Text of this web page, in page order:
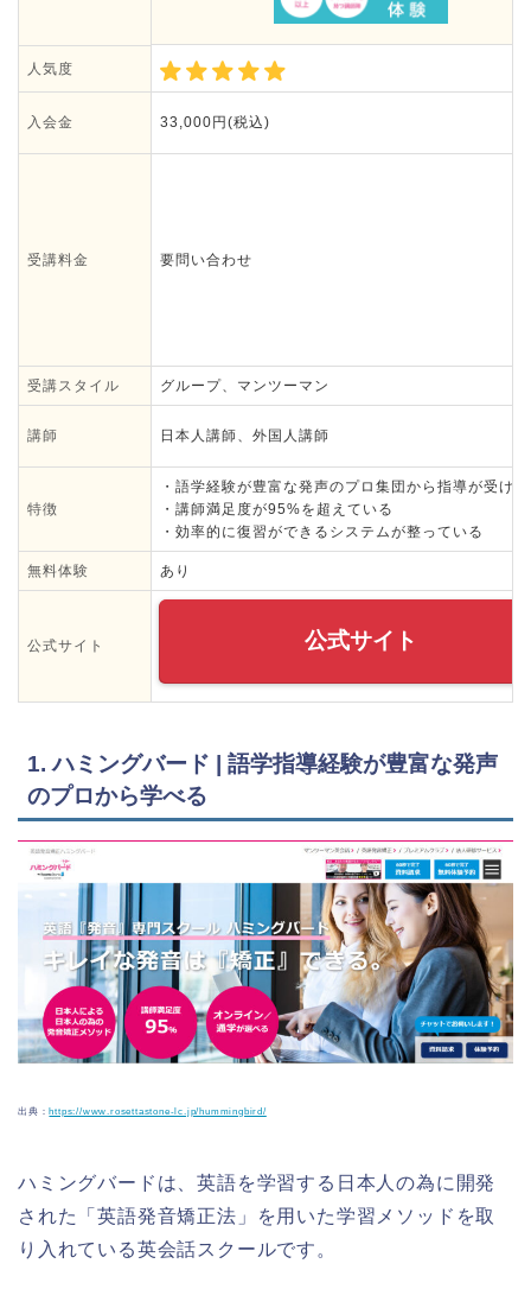
人気度
入会金 33,000円(税込)
受講料金 要問い合わせ
受講スタイル グループ、マンツーマン
講師 日本人講師、外国人講師
特徴
・語学経験が豊富な発声のプロ集団から指導が受け
・講師満足度が95%を超えている
・効率的に復習ができるシステムが整っている
無料体験 あり
公式サイト 公式サイト
1. ハミングバード | 語学指導経験が豊富な発声
のプロから学べる
出典： https://www.rosettastone-lc.jp/hummingbird/
ハミングバードは、英語を学習する日本人の為に開発
された「英語発音矯正法」を用いた学習メソッドを取
り入れている英会話スクールです。